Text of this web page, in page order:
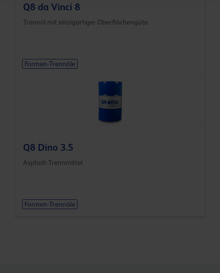
Q8 da Vinci 8
Trennöl mit einzigartiger Oberflächengüte
Formen-Trennöle
Q8 Dino 3.5
Asphalt-Trennmittel
Formen-Trennöle